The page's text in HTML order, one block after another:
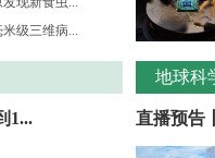
级三维病...
1...
地球科
直播预告